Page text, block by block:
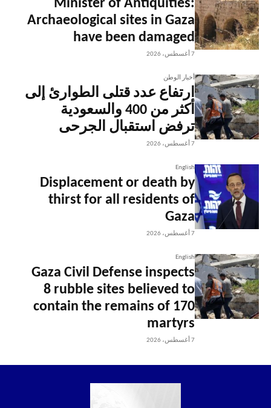
Minister of Antiquities:
Archaeological sites in Gaza
have been damaged
7 أغسطس، 2026
أخبار الوطن
ارتفاع عدد قتلى الطوارئ إلى
أكثر من 400 والسعودية
ترفض استقبال الجرحى
7 أغسطس، 2026
English
Displacement or death by
thirst for all residents of
Gaza
7 أغسطس، 2026
English
Gaza Civil Defense inspects
8 rubble sites believed to
contain the remains of 170
martyrs
7 أغسطس، 2026